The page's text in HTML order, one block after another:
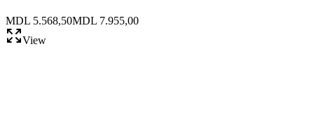
MDL 5.568,50MDL 7.955,00
View